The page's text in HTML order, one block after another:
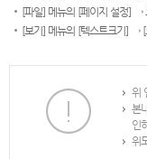
[파일] 메뉴의 [페이지 설정] →
[보기] 메뉴의 [텍스트크기] →
위
본
인
위